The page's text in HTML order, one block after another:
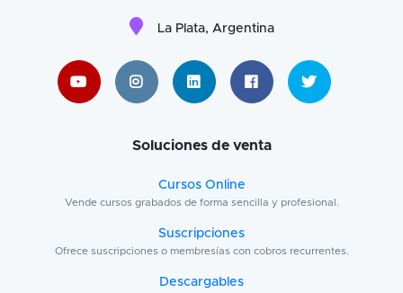
La Plata, Argentina
Soluciones de venta
Cursos Online
Vende cursos grabados de forma sencilla y profesional.
Suscripciones
Ofrece suscripciones o membresías con cobros recurrentes.
Descargables